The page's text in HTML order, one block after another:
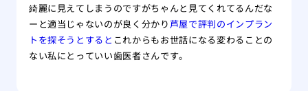
綺麗に見えてしまうのですがちゃんと見てくれてるんだな
ーと適当じゃないのが良く分かり芦屋で評判のインプラン
トを探そうとすると これからもお世話になる変わることの
ない私にとっていい歯医者さんです。